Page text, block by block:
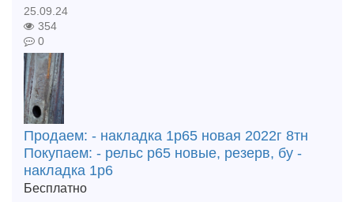
25.09.24
354
0
Продаем: - накладка 1р65 новая 2022г 8тн
Покупаем: - рельс р65 новые, резерв, бу -
накладка 1р6
Бесплатно